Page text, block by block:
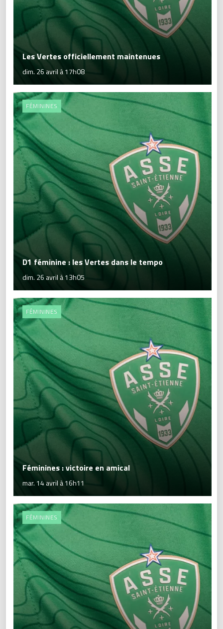
Les Vertes officiellement maintenues
dim. 26 avril à 17h08
FÉMININES
D1 féminine : les Vertes dans le tempo
dim. 26 avril à 13h05
FÉMININES
Féminines : victoire en amical
mar. 14 avril à 16h11
FÉMININES